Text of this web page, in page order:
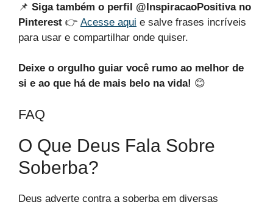
📌 Siga também o perfil @InspiracaoPositiva no
Pinterest 👉 Acesse aqui e salve frases incríveis
para usar e compartilhar onde quiser.
Deixe o orgulho guiar você rumo ao melhor de
si e ao que há de mais belo na vida! 😊
FAQ
O Que Deus Fala Sobre
Soberba?
Deus adverte contra a soberba em diversas